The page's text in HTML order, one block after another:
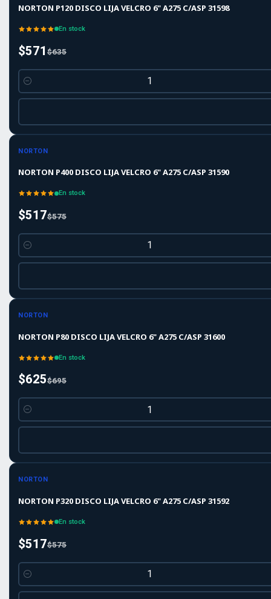
NORTON P120 DISCO LIJA VELCRO 6" A275 C/ASP 31598
En stock
$571 $635
Cantidad
-10%OFF
NORTON
NORTON P400 DISCO LIJA VELCRO 6" A275 C/ASP 31590
En stock
$517$575
Cantidad
-10%OFF
NORTON
NORTON P80 DISCO LIJA VELCRO 6" A275 C/ASP 31600
En stock
$625$695
Cantidad
-10%OFF
NORTON
NORTON P320 DISCO LIJA VELCRO 6" A275 C/ASP 31592
En stock
$517$575
Cantidad